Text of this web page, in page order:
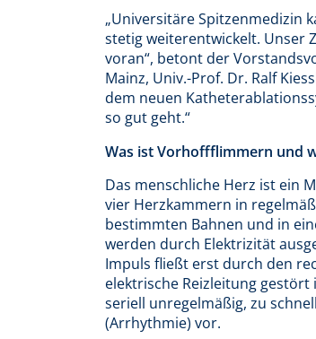
„Universitäre Spitzenmedizin
stetig weiterentwickelt. Unser
voran“, betont der
Mainz, Univ.-Prof. Dr. Ralf
dem neuen
so gut geht.“
Was ist Vorhoffflimmern und
Das menschliche Herz ist ein
vier Herzkammern in
bestimmten Bahnen und in
werden durch Elektrizität
Impuls fließt erst durch den
elektrische Reizleitung
seriell unregelmäßig, zu
(Arrhythmie) vor.